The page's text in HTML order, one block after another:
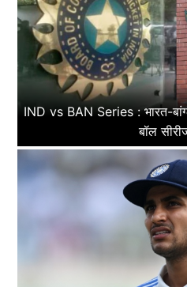
IND vs BAN Series : भारत-
बॉल